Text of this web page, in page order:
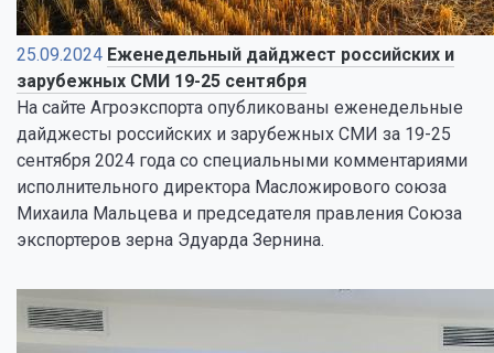
25.09.2024 Еженедельный дайджест российских и
зарубежных СМИ 19-25 сентября
На сайте Агроэкспорта опубликованы еженедельные
дайджесты российских и зарубежных СМИ за 19-25
сентября 2024 года со специальными комментариями
исполнительного директора Масложирового союза
Михаила Мальцева и председателя правления Союза
экспортеров зерна Эдуарда Зернина.